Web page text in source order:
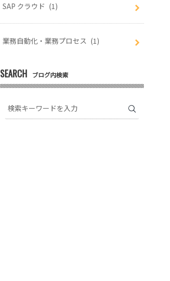
SAP クラウド (1)
業務自動化・業務プロセス (1)
SEARCH ブログ内検索